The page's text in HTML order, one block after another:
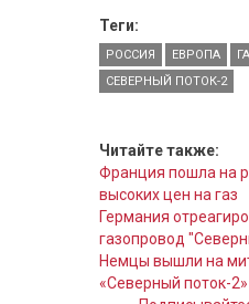
Теги:
РОССИЯ ЕВРОПА
СЕВЕРНЫЙ ПОТОК-2
Читайте также:
Франция пошла на
высоких цен на газ
Германия
газопровод
Немцы вышли на
«Северный поток-2»